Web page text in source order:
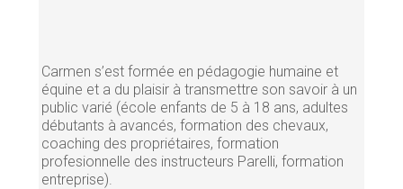
Carmen s’est formée en pédagogie humaine et
équine et a du plaisir à transmettre son savoir à un
public varié (école enfants de 5 à 18 ans, adultes
débutants à avancés, formation des chevaux,
coaching des propriétaires, formation
profesionnelle des instructeurs Parelli, formation
entreprise).